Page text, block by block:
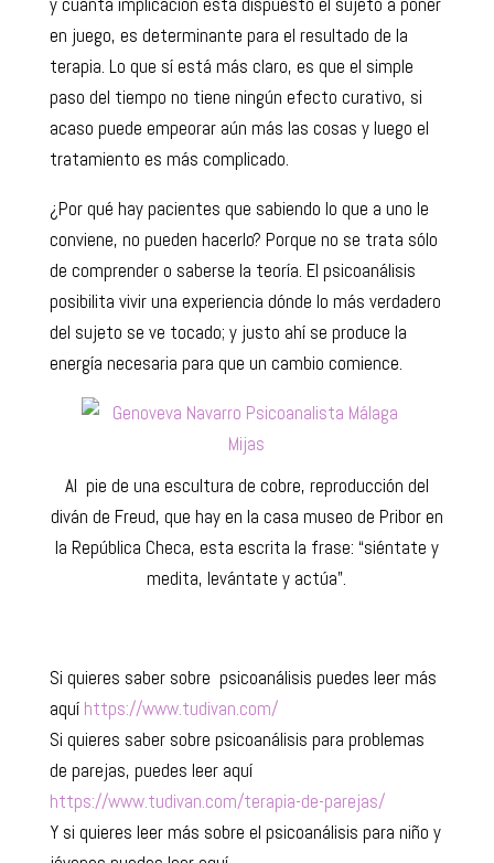
y cuánta implicación está dispuesto el sujeto a poner
en juego, es determinante para el resultado de la
terapia. Lo que sí está más claro, es que el simple
paso del tiempo no tiene ningún efecto curativo, si
acaso puede empeorar aún más las cosas y luego el
tratamiento es más complicado.
¿Por qué hay pacientes que sabiendo lo que a uno le
conviene, no pueden hacerlo? Porque no se trata sólo
de comprender o saberse la teoría. El psicoanálisis
posibilita vivir una experiencia dónde lo más verdadero
del sujeto se ve tocado; y justo ahí se produce la
energía necesaria para que un cambio comience.
Al pie de una escultura de cobre, reproducción del
diván de Freud, que hay en la casa museo de Pribor en
la República Checa, esta escrita la frase: “siéntate y
medita, levántate y actúa”.
Si quieres saber sobre psicoanálisis puedes leer más
aquí https://www.tudivan.com/
Si quieres saber sobre psicoanálisis para problemas
de parejas, puedes leer aquí
https://www.tudivan.com/terapia-de-parejas/
Y si quieres leer más sobre el psicoanálisis para niño y